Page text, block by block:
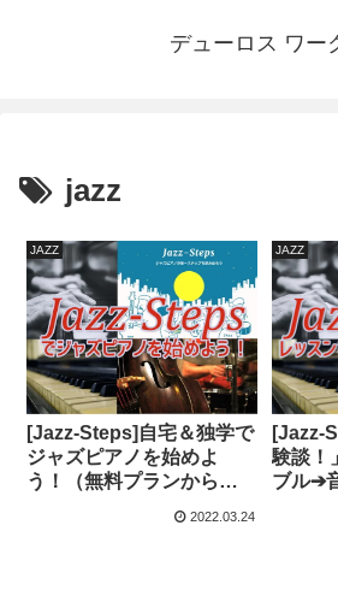
デューロス ワー
jazz
JAZZ
[Jazz-Steps]自宅＆独学で
ジャズピアノを始めよ
う！（無料プランから始
2022.03.24
JAZZ
[Jazz-
験談！
ブル➔